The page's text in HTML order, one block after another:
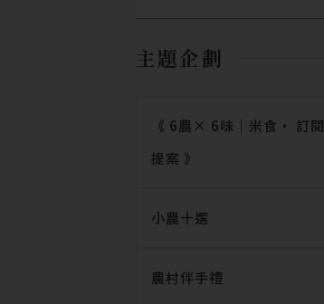
主題企劃
《 6農× 6味｜米食‧ 訂閱
提案 》
小農十選
農村伴手禮